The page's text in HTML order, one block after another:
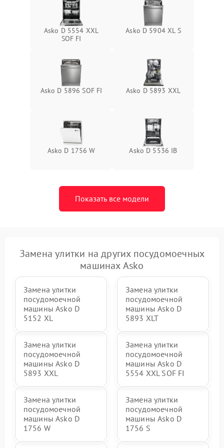
Asko D 5554 XXL
SOF FI
Asko D 5904 XL S
Asko D 5896 SOF FI Asko D 5893 XXL
Asko D 1756 W Asko D 5536 IB
Показать все модели
Замена улитки на других посудомоечных
машинах Asko
Замена улитки
посудомоечной
машины Asko D
5152 XL
Замена улитки
посудомоечной
машины Asko D
5893 XLT
Замена улитки
посудомоечной
машины Asko D
5893 XXL
Замена улитки
посудомоечной
машины Asko D
5554 XXL SOF FI
Замена улитки
посудомоечной
машины Asko D
1756 W
Замена улитки
посудомоечной
машины Asko D
1756 S